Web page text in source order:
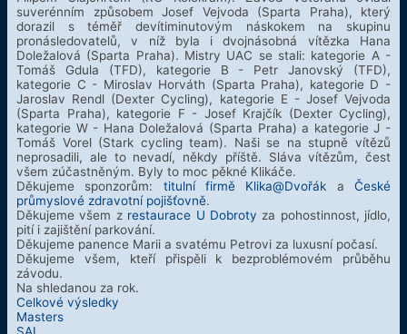
suverénním způsobem Josef Vejvoda (Sparta Praha), který
dorazil s téměř devítiminutovým náskokem na skupinu
pronásledovatelů, v níž byla i dvojnásobná vítězka Hana
Doležalová (Sparta Praha). Mistry UAC se stali: kategorie A -
Tomáš Gdula (TFD), kategorie B - Petr Janovský (TFD),
kategorie C - Miroslav Horváth (Sparta Praha), kategorie D -
Jaroslav Rendl (Dexter Cycling), kategorie E - Josef Vejvoda
(Sparta Praha), kategorie F - Josef Krajčík (Dexter Cycling),
kategorie W - Hana Doležalová (Sparta Praha) a kategorie J -
Tomáš Vorel (Stark cycling team). Naši se na stupně vítězů
neprosadili, ale to nevadí, někdy příště. Sláva vítězům, čest
všem zúčastněným. Byly to moc pěkné Klikáče.
Děkujeme sponzorům: titulní firmě Klika@Dvořák aČeské
průmyslové zdravotní pojišťovně.
Děkujeme všem z restaurace U Dobroty za pohostinnost, jídlo,
pití i zajištění parkování.
Děkujeme panence Marii a svatému Petrovi za luxusní počasí.
Děkujeme všem, kteří přispěli k bezproblémovém průběhu
závodu.
Na shledanou za rok.
Celkové výsledky
Masters
SAL